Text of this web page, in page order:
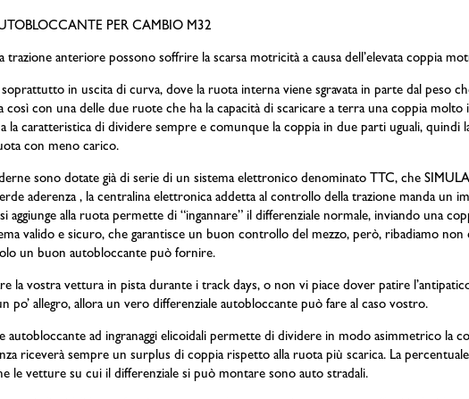
PER CAMBIO M32
trazione anteriore possono soffrire la scarsa motricità a causa dell’elevata coppia
in uscita di curva, dove la ruota interna viene sgravata in parte dal peso
così con una delle due ruote che ha la capacità di scaricare a terra una coppia
la caratteristica di dividere sempre e comunque la coppia in due parti uguali, quindi
con meno carico.
sono dotate già di serie di un sistema elettronico denominato TTC, che
aderenza , la centralina elettronica addetta al controllo della trazione manda un
aggiunge alla ruota permette di “ingannare” il differenziale normale, inviando una
valido e sicuro, che garantisce un buon controllo del mezzo, però, ribadiamo
un buon autobloccante può fornire.
la vostra vettura in pista durante i track days, o non vi piace dover patire
po’ allegro, allora un vero differenziale autobloccante può fare al caso vostro.
autobloccante ad ingranaggi elicoidali permette di dividere in modo asimmetrico la
riceverà sempre un surplus di coppia rispetto alla ruota più scarica. La
le vetture su cui il differenziale si può montare sono auto stradali.